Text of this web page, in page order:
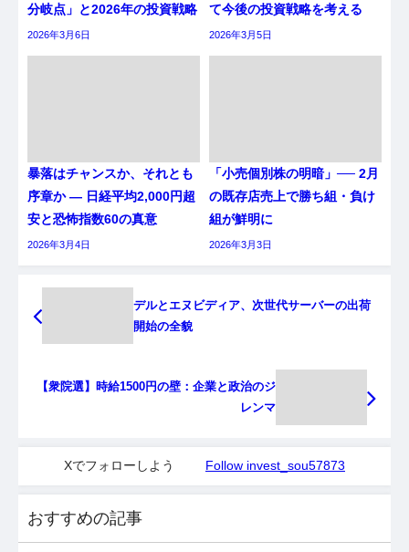
分岐点」と2026年の投資戦略
2026年3月6日
て今後の投資戦略を考える
2026年3月5日
暴落はチャンスか、それとも
序章か ― 日経平均2,000円超
安と恐怖指数60の真意
2026年3月4日
「小売個別株の明暗」── 2月
の既存店売上で勝ち組・負け
組が鮮明に
2026年3月3日
デルとエヌビディア、次世代サーバーの出荷
開始の全貌
【衆院選】時給1500円の壁：企業と政治のジ
レンマ
Xでフォローしよう Follow invest_sou57873
おすすめの記事